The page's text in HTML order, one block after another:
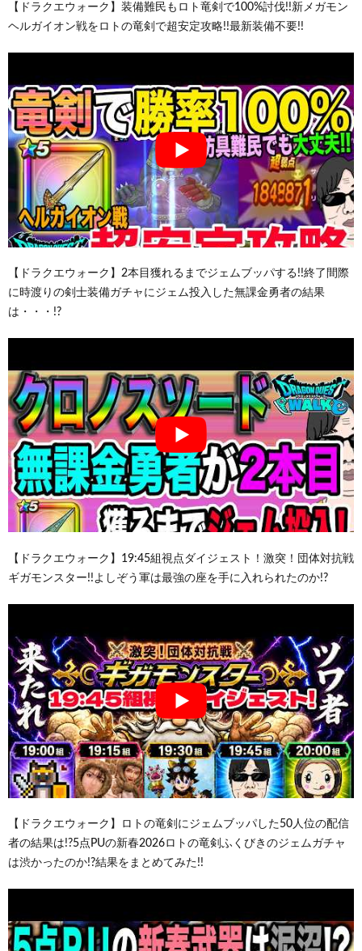
【ドラクエウォーク】装備難民もロト竜剣で100%討伐!!新メガモン
ヘルガイオン戦をロトの竜剣で超安定攻略!!最新装備不要!!
【ドラクエウォーク】2本目獲れるまでジェムブッパする!!終了間際
に時渡りの剣士装備ガチャにジェム投入した無課金勇者の結果
は・・・!?
【ドラクエウォーク】19:45組視点ダイジェスト！激突！団体対抗戦
ギガモンスター!!よしぞう軍は最強の座を手に入れられたのか!?
【ドラクエウォーク】ロトの竜剣にジェムブッパした50人位の配信
者の結果は!?5点PUの新春2026ロトの竜剣ふくびきのジェムガチャ
は渋かったのか!?結果をまとめてみた!!